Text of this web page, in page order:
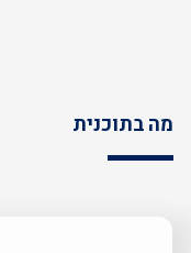
מה בתוכנית